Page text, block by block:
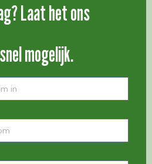
Laat het ons
mogelijk.